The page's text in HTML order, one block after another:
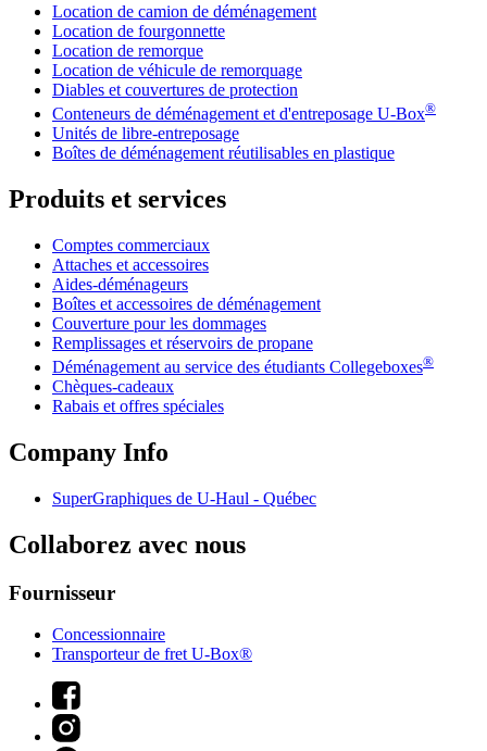
Location de camion de déménagement
Location de fourgonnette
Location de remorque
Location de véhicule de remorquage
Diables et couvertures de protection
Conteneurs de déménagement et d'entreposage U-Box®
Unités de libre-entreposage
Boîtes de déménagement réutilisables en plastique
Produits et services
Comptes commerciaux
Attaches et accessoires
Aides-déménageurs
Boîtes et accessoires de déménagement
Couverture pour les dommages
Remplissages et réservoirs de propane
Déménagement au service des étudiants Collegeboxes®
Chèques-cadeaux
Rabais et offres spéciales
Company Info
SuperGraphiques de U-Haul - Québec
Collaborez avec nous
Fournisseur
Concessionnaire
Transporteur de fret U-Box®